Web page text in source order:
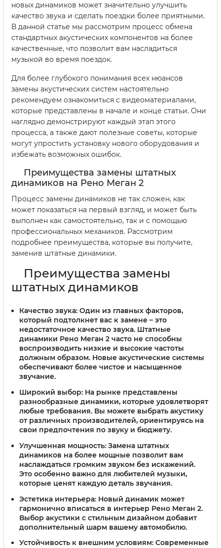
новых динамиков может значительно улучшить
качество звука и сделать поездки более приятными.
В данной статье мы рассмотрим процесс обмена
стандартных акустических компонентов на более
качественные, что позволит вам насладиться
музыкой во время поездок.
Для более глубокого понимания всех нюансов
замены акустических систем настоятельно
рекомендуем ознакомиться с видеоматериалами,
которые представлены в начале и конце статьи. Они
наглядно демонстрируют каждый этап этого
процесса, а также дают полезные советы, которые
могут упростить установку нового оборудования и
избежать возможных ошибок.
Преимущества замены штатных
динамиков на Рено Меган 2
Процесс замены динамиков не так сложен, как
может показаться на первый взгляд, и может быть
выполнен как самостоятельно, так и с помощью
профессиональных механиков. Рассмотрим
подробнее преимущества, которые вы получите,
заменив штатные динамики.
Преимущества замены
штатных динамиков
Качество звука: Один из главных факторов,
который подтолкнет вас к замене – это
недостаточное качество звука. Штатные
динамики Рено Меган 2 часто не способны
воспроизводить низкие и высокие частоты
должным образом. Новые акустические системы
обеспечивают более чистое и насыщенное
звучание.
Широкий выбор: На рынке представлены
разнообразные динамики, которые удовлетворят
любые требования. Вы можете выбрать акустику
от различных производителей, ориентируясь на
свои предпочтения по звуку и бюджету.
Улучшенная мощность: Замена штатных
динамиков на более мощные позволит вам
наслаждаться громким звуком без искажений.
Это особенно важно для любителей музыки,
которые ценят каждую деталь звучания.
Эстетика интерьера: Новый динамик может
гармонично вписаться в интерьер Рено Меган 2.
Выбор акустики с стильным дизайном добавит
дополнительный шарм вашему автомобилю.
Устойчивость к внешним условиям: Современные